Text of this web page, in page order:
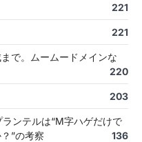
221
221
で。ムームードメインな
220
203
ンテルは“M字ハゲだけで
”の考察
136